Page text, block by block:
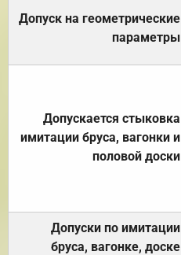
Допуск на геометрические
параметры
Допускается стыковка
имитации бруса, вагонки и
половой доски
Допуски по имитации
бруса, вагонке, доске